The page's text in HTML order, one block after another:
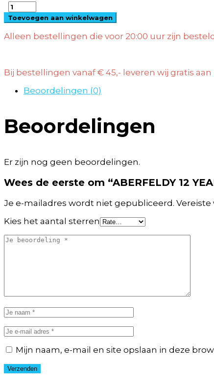
ABERFELDY
12
YEARS
70
Toevoegen aan winkelwagen
Alleen bestellingen die voor 20:00 uur zijn
Bij bestellingen vanaf € 45,- leveren wij gratis
Beoordelingen (0)
Beoordelingen
Er zijn nog geen beoordelingen.
Wees de eerste om “ABERFELDY 12
Je e-mailadres wordt niet gepubliceerd.
Kies het aantal sterren
Mijn naam, e-mail en site opslaan in deze
Verzenden